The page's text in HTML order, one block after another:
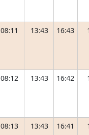
08:11 13:43 16:43
08:12 13:43 16:42
08:13 13:43 16:41